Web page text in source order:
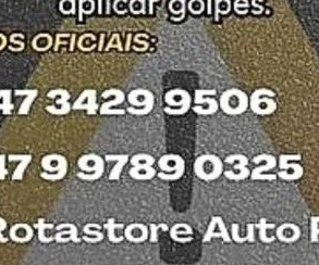
do estado de SC.
com total credibilidade e
Produtos com nota fiscal e
antes. Aceitamos retirada dos
com a equipe Rotasul e